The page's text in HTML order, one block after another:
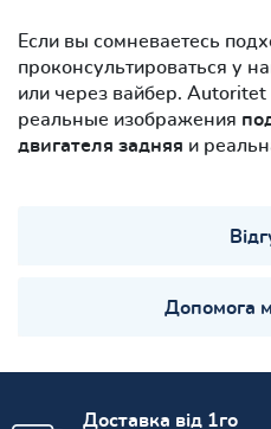
Если вы сомневаетесь
проконсультироваться у
или через вайбер. Autoritet
реальные изображения
двигателя задняя и
Допомога
Доставка від 1го